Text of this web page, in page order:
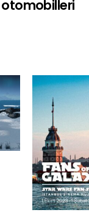
otomobilleri